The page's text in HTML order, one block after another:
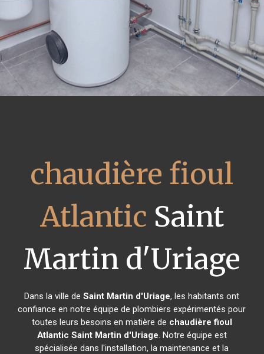
chaudière fioul
Atlantic Saint
Martin d'Uriage
Dans la ville deSaint Martin d'Uriage, les habitants ont
confiance en notre équipe de plombiers expérimentés pour
toutes leurs besoins en matière de chaudière fioul
Atlantic Saint Martin d'Uriage. Notre équipe est
spécialisée dans l'installation, la maintenance et la